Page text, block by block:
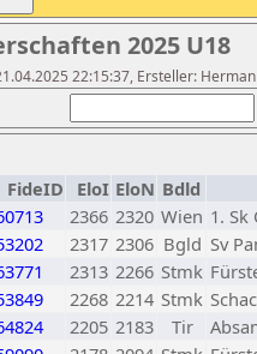
2025 U18
22:15:37, Ersteller:
FideID EloI EloN Bdld
2366 2320 Wien 1.
2317 2306 Bgld Sv
2313 2266 Stmk
2268 2214 Stmk
2205 2183 Tir